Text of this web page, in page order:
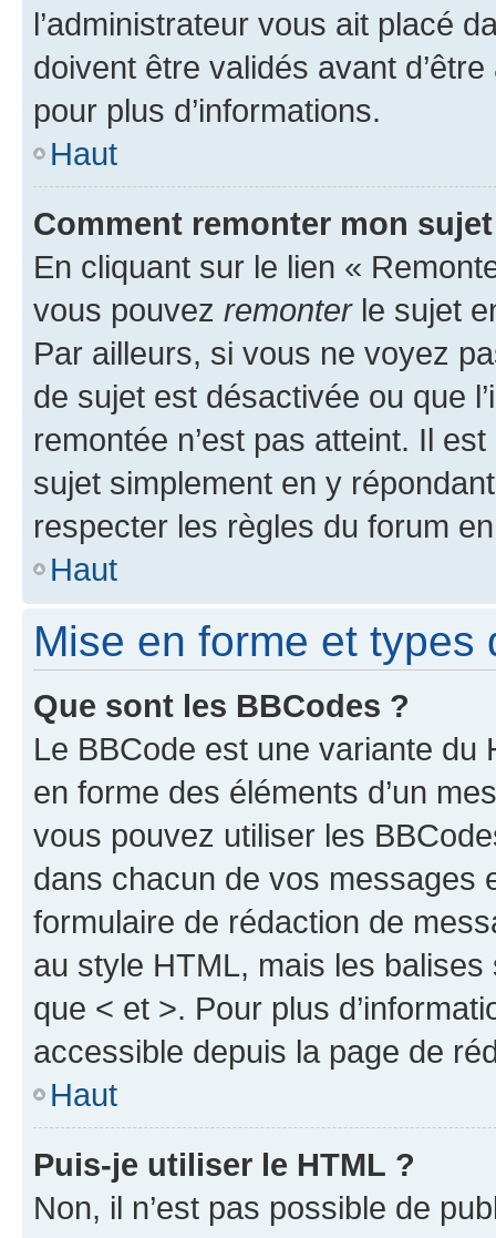
l’administrateur vous ait placé
doivent être validés avant
pour plus d’informations.
Haut
Comment remonter mon
En cliquant sur le lien «
vous pouvez remonterle sujet
Par ailleurs, si vous ne voyez
de sujet est désactivée ou que
remontée n’est pas atteint. Il
sujet simplement en y
respecter les règles du forum
Haut
Mise en forme et types
Que sont les BBCodes ?
Le BBCode est une variante du
en forme des éléments d’un
vous pouvez utiliser les
dans chacun de vos messages
formulaire de rédaction de
au style HTML, mais les
que < et >. Pour plus
accessible depuis la page de
Haut
Puis-je utiliser le HTML ?
Non, il n’est pas possible de